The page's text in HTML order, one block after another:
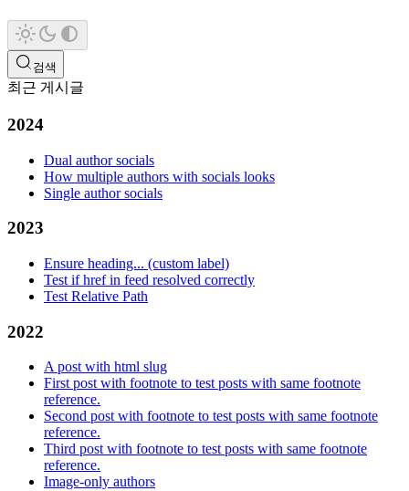
검색
최근 게시글
2024
Dual author socials
How multiple authors with socials looks
Single author socials
2023
Ensure heading... (custom label)
Test if href in feed resolved correctly
Test Relative Path
2022
A post with html slug
First post with footnote to test posts with same footnote
reference.
Second post with footnote to test posts with same footnote
reference.
Third post with footnote to test posts with same footnote
reference.
Image-only authors